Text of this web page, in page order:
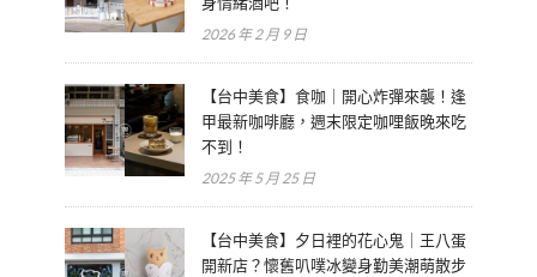
2026 年 2 月 9 日
【台中美食】食咖｜開心炸彈來襲！逢
甲最新咖啡廳，週末限定咖哩飯晚來吃
不到！
2025 年 5 月 25 日
【台中美食】夕日裡的花心鬼｜王八蛋
開新店？懷舊叭噗冰變身勤美潮萌散步